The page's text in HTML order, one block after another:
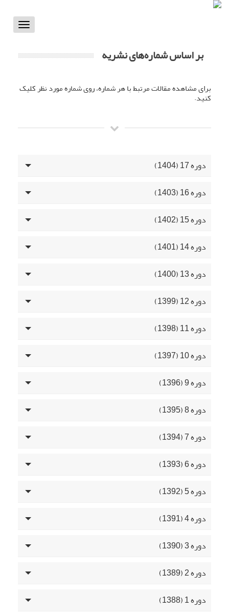
Toggle
بر اساس شماره‌های نشریه
برای مشاهده مقالات مرتبط با هر شماره، روی شماره مورد نظر کلیک
کنید.
دوره 17 (1404)
دوره 16 (1403)
دوره 15 (1402)
دوره 14 (1401)
دوره 13 (1400)
دوره 12 (1399)
دوره 11 (1398)
دوره 10 (1397)
دوره 9 (1396)
دوره 8 (1395)
دوره 7 (1394)
دوره 6 (1393)
دوره 5 (1392)
دوره 4 (1391)
دوره 3 (1390)
دوره 2 (1389)
دوره 1 (1388)